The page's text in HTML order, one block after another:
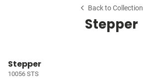
Back to Collection
Stepper
Stepper
10056 STS